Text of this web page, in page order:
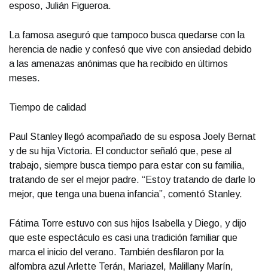
esposo, Julián Figueroa.
La famosa aseguró que tampoco busca quedarse con la
herencia de nadie y confesó que vive con ansiedad debido
a las amenazas anónimas que ha recibido en últimos
meses.
Tiempo de calidad
Paul Stanley llegó acompañado de su esposa Joely Bernat
y de su hija Victoria. El conductor señaló que, pese al
trabajo, siempre busca tiempo para estar con su familia,
tratando de ser el mejor padre. “Estoy tratando de darle lo
mejor, que tenga una buena infancia”, comentó Stanley.
Fátima Torre estuvo con sus hijos Isabella y Diego, y dijo
que este espectáculo es casi una tradición familiar que
marca el inicio del verano. También desfilaron por la
alfombra azul Arlette Terán, Mariazel, Malillany Marín,